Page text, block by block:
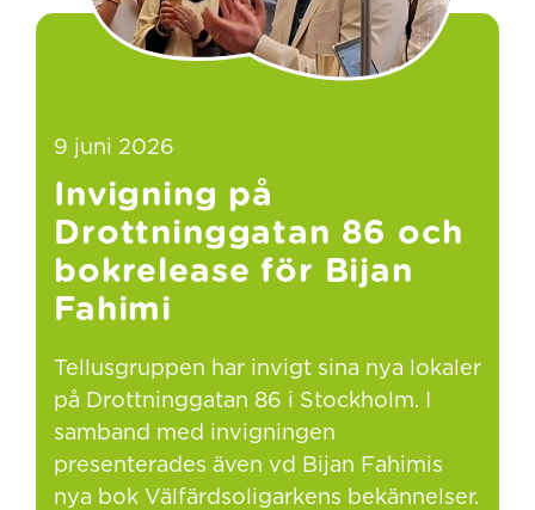
9 juni 2026
Invigning på
Drottninggatan 86 och
bokrelease för Bijan
Fahimi
Tellusgruppen har invigt sina nya lokaler
på Drottninggatan 86 i Stockholm. I
samband med invigningen
presenterades även vd Bijan Fahimis
nya bok Välfärdsoligarkens bekännelser.